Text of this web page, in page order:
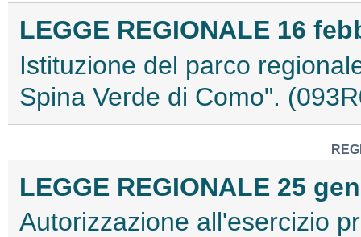
LEGGE REGIONALE 16
Istituzione del parco
Spina Verde di Como".
LEGGE REGIONALE 25
Autorizzazione all'esercizio